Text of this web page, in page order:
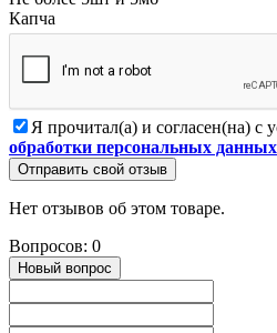
Капча
Я прочитал(а) и согласен(на) с
обработки персональных данных
Отправить свой отзыв
Нет отзывов об этом товаре.
Вопросов: 0
Новый вопрос